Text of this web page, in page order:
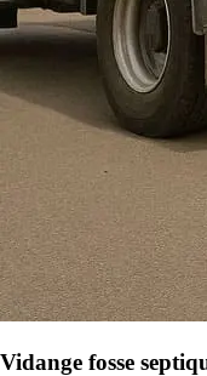
Vidange fosse